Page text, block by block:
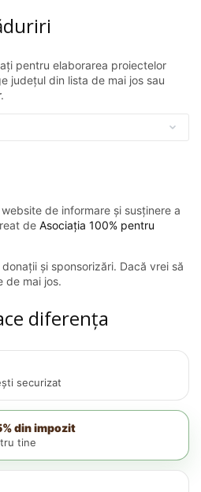
pentru elaborarea proiectelor
județul din lista de mai jos sau
.
de informare și susținere a
de Asociația 100% pentru
și sponsorizări. Dacă vrei să
de mai jos.
diferența
securizat
din impozit
tine